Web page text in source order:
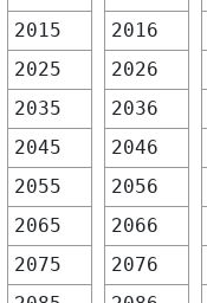
2015
2016
2025
2026
2035
2036
2045
2046
2055
2056
2065
2066
2075
2076